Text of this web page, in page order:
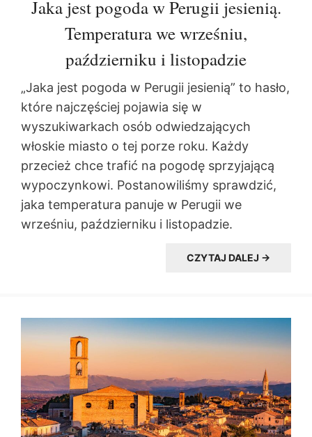
Jaka jest pogoda w Perugii jesienią.
Temperatura we wrześniu,
październiku i listopadzie
„Jaka jest pogoda w Perugii jesienią” to hasło,
które najczęściej pojawia się w
wyszukiwarkach osób odwiedzających
włoskie miasto o tej porze roku. Każdy
przecież chce trafić na pogodę sprzyjającą
wypoczynkowi. Postanowiliśmy sprawdzić,
jaka temperatura panuje w Perugii we
wrześniu, październiku i listopadzie.
CZYTAJ DALEJ →